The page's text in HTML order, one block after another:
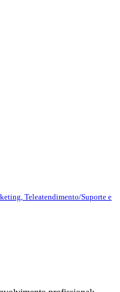
Teleatendimento/Suporte e